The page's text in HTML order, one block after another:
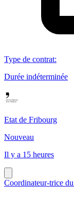
Type de contrat:
Durée indéterminée
Etat de Fribourg
Nouveau
Il y a 15 heures
Coordinateur-trice